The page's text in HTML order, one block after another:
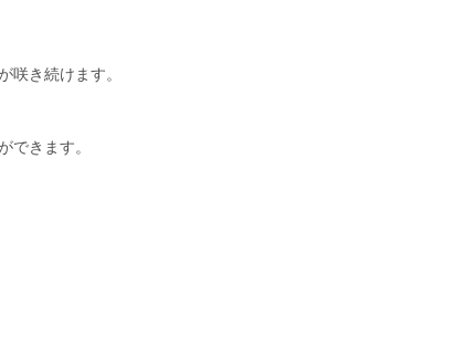
咲き続けます。
できます。